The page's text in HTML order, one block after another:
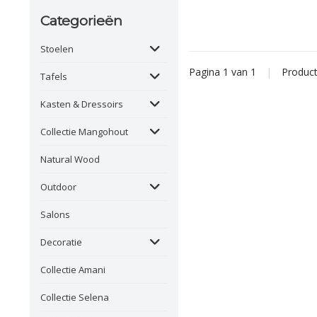
Categorieën
Stoelen
Tafels
Kasten & Dressoirs
Collectie Mangohout
Natural Wood
Outdoor
Salons
Decoratie
Collectie Amani
Collectie Selena
Pagina 1 van 1 |